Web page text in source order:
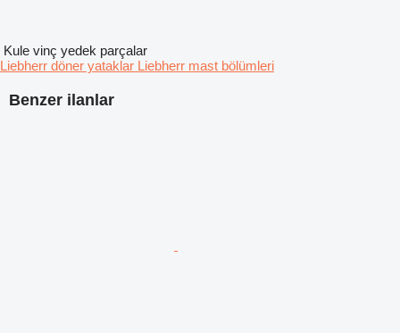
Benzer ilanlar
Kule vinç yedek parçalar
Liebherr döner yataklar Liebherr mast bölümleri